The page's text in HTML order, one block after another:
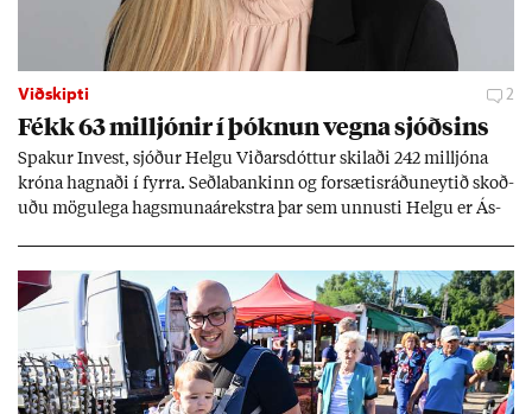
Viðskipti 2
Fékk 63 millj­ón­ir í þókn­un vegna sjóðs­ins
Spak­ur In­vest, sjóð­ur Helgu Við­ars­dótt­ur skil­aði 242 millj­óna
króna hagn­aði í fyrra. Seðla­bank­inn og for­sæt­is­ráðu­neyt­ið skoð­
uðu mögu­lega hags­muna­árekstra þar sem unnusti Helgu er Ás­